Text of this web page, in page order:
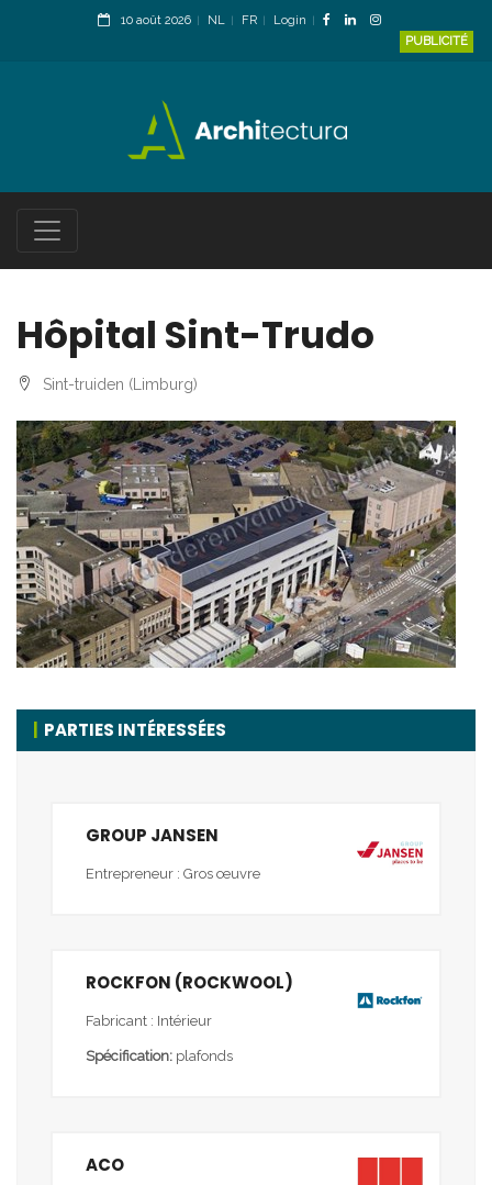
10 août 2026 NL FR
Login
PUBLICITÉ
Hôpital Sint-Trudo
Sint-truiden (Limburg)
PARTIES INTÉRESSÉES
GROUP JANSEN
Entrepreneur : Gros œuvre
ROCKFON (ROCKWOOL)
Fabricant : Intérieur
Spécification: plafonds
ACO